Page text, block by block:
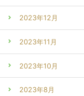
2023年12月
2023年11月
2023年10月
2023年8月